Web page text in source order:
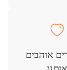
אוהבים